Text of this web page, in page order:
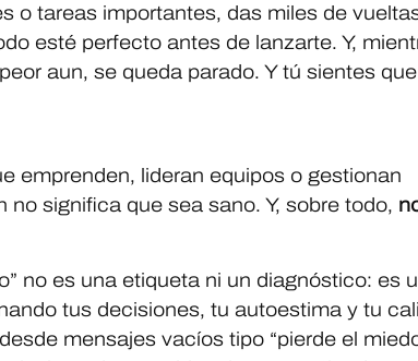
o tareas importantes, das miles de
esté perfecto antes de lanzarte. Y,
aun, se queda parado. Y tú sientes
emprenden, lideran equipos o gestionan
significa que sea sano. Y, sobre todo,
no es una etiqueta ni un diagnóstico: es
tus decisiones, tu autoestima y tu
mensajes vacíos tipo “pierde el